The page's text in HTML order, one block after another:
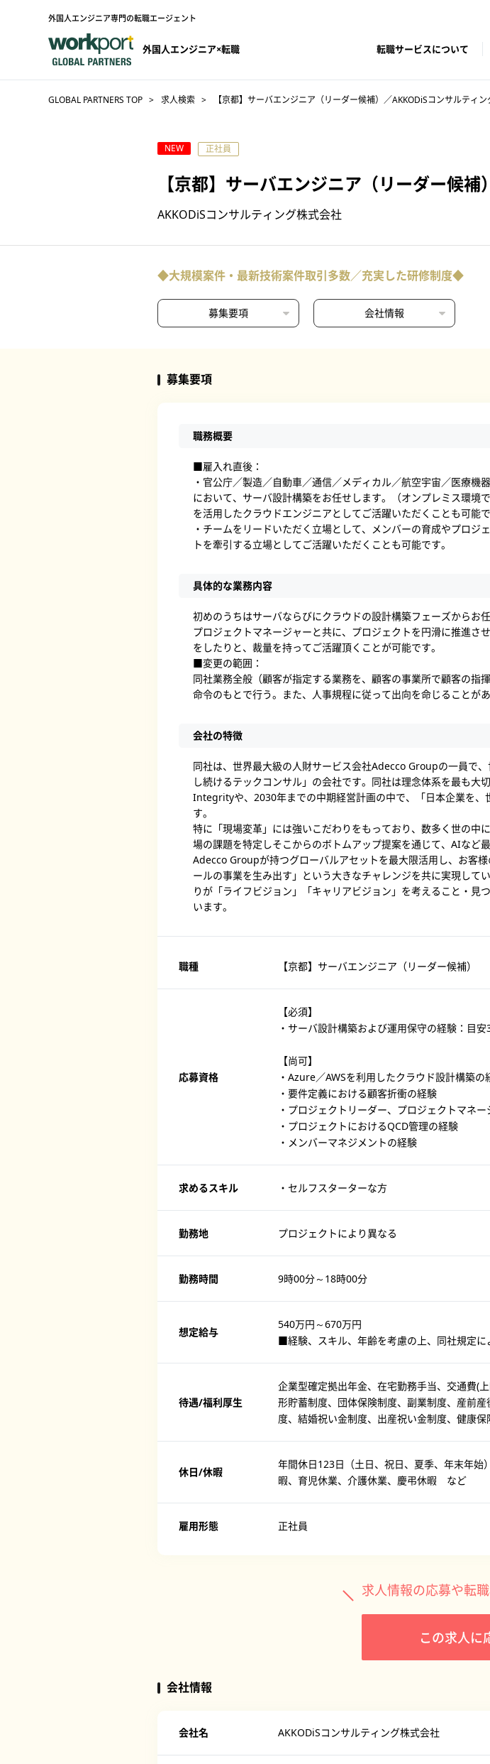
外国人エンジニア専門の転職エージェント
外国人エンジニア×転職 転職サービスについて
GLOBAL PARTNERS TOP 求人検索 【京都】サーバエンジニア（リーダー候補）／AKKODiSコンサルティ
NEW 正社員
【京都】サーバエンジニア（リーダー候補）
AKKODiSコンサルティング株式会社
◆大規模案件・最新技術案件取引多数／充実した研修制度◆
募集要項 会社情報
募集要項
職務概要
■雇入れ直後：
・官公庁／製造／自動車／通信／メディカル／航空宇宙／医療
において、サーバ設計構築をお任せします。（オンプレミス環境
を活用したクラウドエンジニアとしてご活躍いただくことも可能で
・チームをリードいただく立場として、メンバーの育成やプロ
トを牽引する立場としてご活躍いただくことも可能です。
具体的な業務内容
初めのうちはサーバならびにクラウドの設計構築フェーズからお
プロジェクトマネージャーと共に、プロジェクトを円滑に推進
をしたりと、裁量を持ってご活躍頂くことが可能です。
■変更の範囲：
同社業務全般（顧客が指定する業務を、顧客の事業所で顧客の
命令のもとで行う。また、人事規程に従って出向を命じることが
会社の特徴
同社は、世界最大級の人財サービス会社Adecco Groupの一員で
し続けるテックコンサル」の会社です。同社は理念体系を最も大
Integrityや、2030年までの中期経営計画の中で、「日本企業を
す。
特に「現場変革」には強いこだわりをもっており、数多く世の中
場の課題を特定しそこからのボトムアップ提案を通じて、AIなど
Adecco Groupが持つグローバルアセットを最大限活用し、お客
ールの事業を生み出す」という大きなチャレンジを共に実現して
りが「ライフビジョン」「キャリアビジョン」を考えること・
います。
職種 【京都】サーバエンジニア（リーダー候補）
応募資格
【必須】
・サーバ設計構築および運用保守の経験：目安
【尚可】
・Azure／AWSを利用したクラウド設計構築の
・要件定義における顧客折衝の経験
・プロジェクトリーダー、プロジェクトマネ
・プロジェクトにおけるQCD管理の経験
・メンバーマネジメントの経験
求めるスキル ・セルフスターターな方
勤務地 プロジェクトにより異なる
勤務時間 9時00分～18時00分
想定給与
540万円～670万円
■経験、スキル、年齢を考慮の上、同社規定に
待遇/福利厚生
企業型確定拠出年金、在宅勤務手当、交通費(
形貯蓄制度、団体保険制度、副業制度、産前
度、結婚祝い金制度、出産祝い金制度、健康
休日/休暇
年間休日123日（土日、祝日、夏季、年末年
暇、育児休業、介護休業、慶弔休暇 など
雇用形態 正社員
求人情報の応募や転
この求人に
会社情報
会社名 AKKODiSコンサルティング株式会社